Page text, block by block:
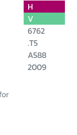
H
V
6762
.T5
A588
2009